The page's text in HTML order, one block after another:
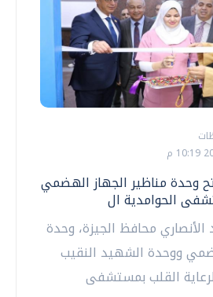
وحدة مناظير الجهاز الهضمي
الحوامدية ال
الأنصاري محافظ الجيزة، وحدة
ووحدة الشهيد النقيب
القلب بمستشفى